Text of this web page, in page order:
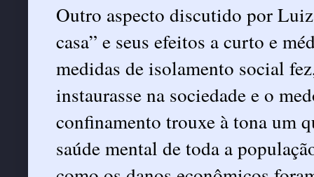
Outro aspecto discutido por
casa” e seus efeitos a curto e
medidas de isolamento social
instaurasse na sociedade e o
confinamento trouxe à tona um
saúde mental de toda a